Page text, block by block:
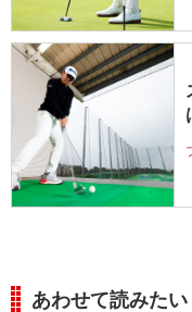
あわせて読みたい